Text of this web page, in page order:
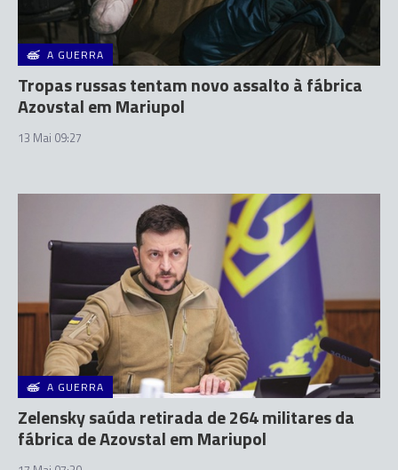
A GUERRA
Tropas russas tentam novo assalto à fábrica
Azovstal em Mariupol
13 Mai 09:27
A GUERRA
Zelensky saúda retirada de 264 militares da
fábrica de Azovstal em Mariupol